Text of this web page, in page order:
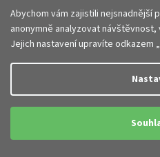
Abychom vám zajistili nejsnadnější
anonymně analyzovat
Jejich nastavení upravíte odkazem
Přesné zpracování a
Všechnapouzdra a kryty na
Přesné výřezy pro
Pohodlné ovládání tlačítek
Perfektní přizpůsobení